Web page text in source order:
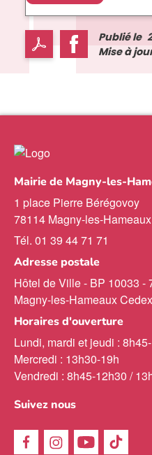
Publié le
Mise à
Mairie de Magny-les-
1 place Pierre Bérégovoy
78114 Magny-les-Hameaux
Tél. 01 39 44 71 71
Adresse postale
Hôtel de Ville - BP 10033 -
Magny-les-Hameaux Cedex
Horaires d'ouverture
Lundi, mardi et jeudi :
Mercredi : 13h30-19h
Vendredi : 8h45-12h30 /
Suivez nous